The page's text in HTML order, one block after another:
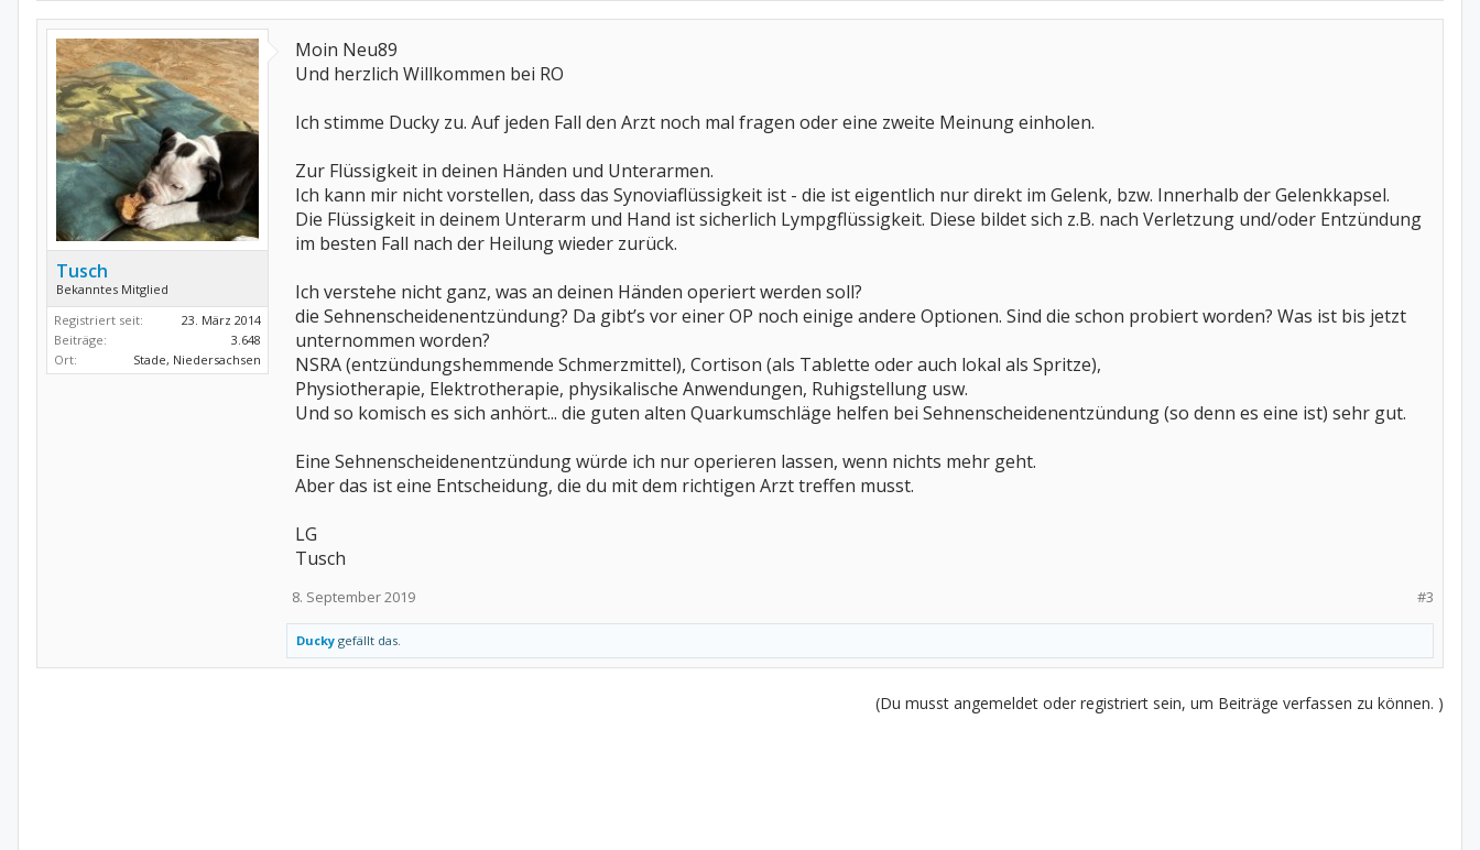
Tusch
Bekanntes Mitglied
Registriert seit:
23. März 2014
Beiträge:
3.648
Ort:
Stade, Niedersachsen
Moin Neu89
Und herzlich Willkommen bei RO
Ich stimme Ducky zu. Auf jeden Fall den Arzt noch mal fragen oder eine zweite Meinung einholen.
Zur Flüssigkeit in deinen Händen und Unterarmen.
Ich kann mir nicht vorstellen, dass das Synoviaflüssigkeit ist - die ist eigentlich nur direkt im Gelenk, bzw. Innerhalb der Gelenkkapsel.
Die Flüssigkeit in deinem Unterarm und Hand ist sicherlich Lympgflüssigkeit. Diese bildet sich z.B. nach Verletzung und/oder Entzündung
im besten Fall nach der Heilung wieder zurück.
Ich verstehe nicht ganz, was an deinen Händen operiert werden soll?
die Sehnenscheidenentzündung? Da gibt’s vor einer OP noch einige andere Optionen. Sind die schon probiert worden? Was ist bis jetzt
unternommen worden?
NSRA (entzündungshemmende Schmerzmittel), Cortison (als Tablette oder auch lokal als Spritze),
Physiotherapie, Elektrotherapie, physikalische Anwendungen, Ruhigstellung usw.
Und so komisch es sich anhört... die guten alten Quarkumschläge helfen bei Sehnenscheidenentzündung (so denn es eine ist) sehr gut.
Eine Sehnenscheidenentzündung würde ich nur operieren lassen, wenn nichts mehr geht.
Aber das ist eine Entscheidung, die du mit dem richtigen Arzt treffen musst.
LG
Tusch
#3
8. September 2019
Ducky gefällt das.
(Du musst angemeldet oder registriert sein, um Beiträge verfassen zu können. )